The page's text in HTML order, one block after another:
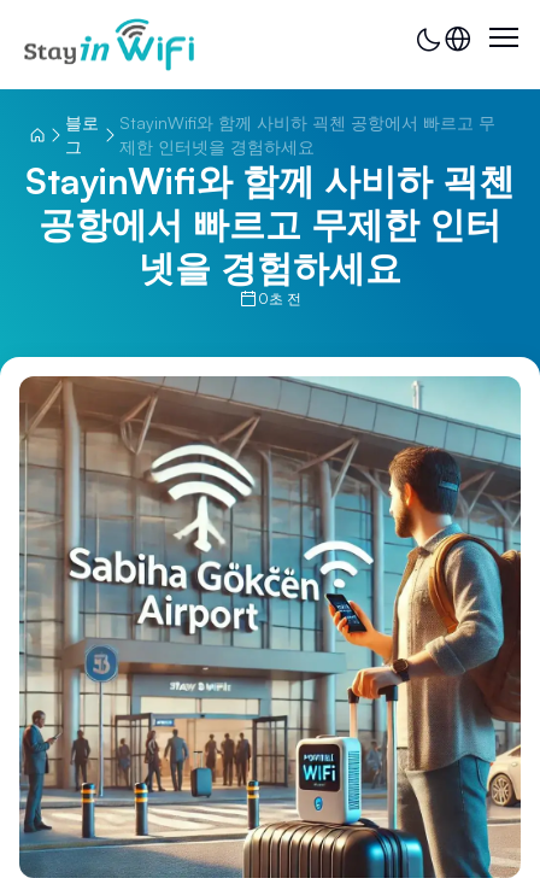
블로
그
StayinWifi와 함께 사비하 괵첸 공항에서 빠르고 무
제한 인터넷을 경험하세요
StayinWifi와 함께 사비하 괵첸
공항에서 빠르고 무제한 인터
넷을 경험하세요
0초 전